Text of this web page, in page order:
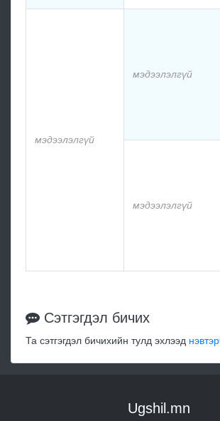
мэдээлэлгүй
мэдээлэлгүй
мэдээлэлгүй
Сэтгэгдэл бичих
Та сэтгэгдэл бичихийн тулд эхлээд
Ugshil.mn